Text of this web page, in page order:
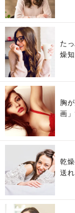
た
燥
胸
画
乾
送